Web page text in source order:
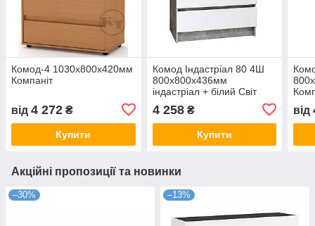
Комод-4 1030х800х420мм
Компаніт
від 4 272 ₴
Купити
Комод Індастріал 80 4Ш
800х800х436мм
індастріал + білий Світ
4 258₴
Купити
від
Акційні пропозиції та новинки
–30% –13%